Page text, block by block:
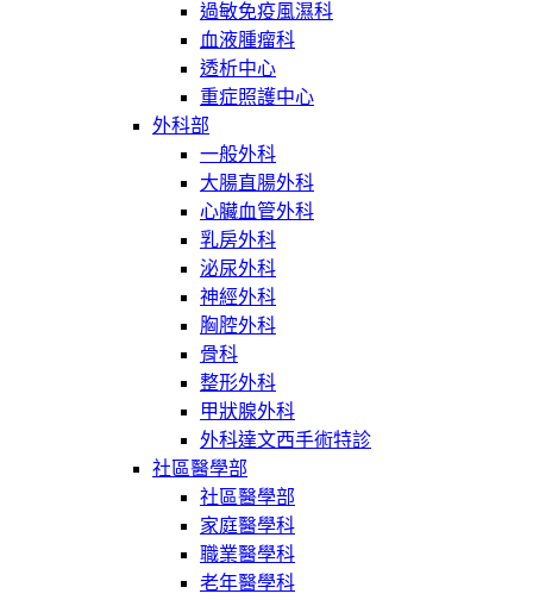
過敏免疫風濕科
血液腫瘤科
透析中心
重症照護中心
外科部
一般外科
大腸直腸外科
心臟血管外科
乳房外科
泌尿外科
神經外科
胸腔外科
骨科
整形外科
甲狀腺外科
外科達文西手術特診
社區醫學部
社區醫學部
家庭醫學科
職業醫學科
老年醫學科